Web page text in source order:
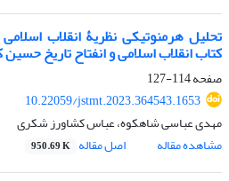
تحلیل هرمنوتیکی نظریۀ انقلاب
کتاب انقلاب اسلامی و انفتاح تاریخ
صفحه114-127
10.22059/jstmt.2023.364543.1653
مهدی عباسی شاهکوه، عباس کشاورز شکری
مشاهده مقاله
اصل مقاله 950.69 K